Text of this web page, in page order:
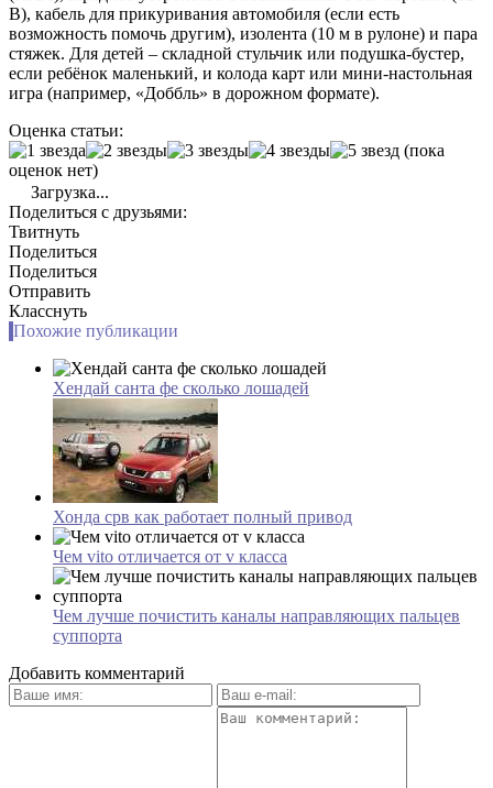
В), кабель для прикуривания автомобиля (если есть
возможность помочь другим), изолента (10 м в рулоне) и пара
стяжек. Для детей – складной стульчик или подушка-бустер,
если ребёнок маленький, и колода карт или мини-настольная
игра (например, «Доббль» в дорожном формате).
Оценка статьи:
(пока
оценок нет)
Загрузка...
Поделиться с друзьями:
Твитнуть
Поделиться
Поделиться
Отправить
Класснуть
Похожие публикации
Хендай санта фе сколько лошадей
Хонда срв как работает полный привод
Чем vito отличается от v класса
Чем лучше почистить каналы направляющих пальцев
суппорта
Добавить комментарий